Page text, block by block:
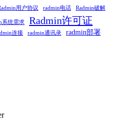
用户协议 radmin电话 Radmin破解
系统需求 Radmin许可证
连接 radmin通讯录 radmin部署